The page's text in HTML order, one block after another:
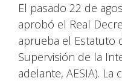
El pasado 22 de
aprobó el Real
aprueba el Estatuto
Supervisión de la
adelante, AESIA). La